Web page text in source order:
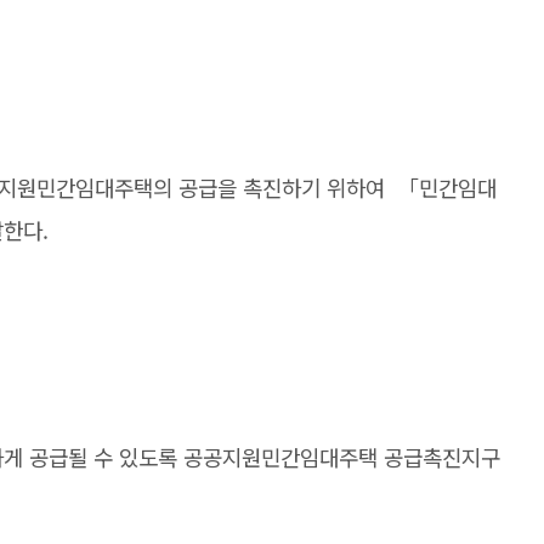
원민간임대주택의 공급을 촉진하기 위하여
「민간임대
다.
공급될 수 있도록 공공지원민간임대주택 공급촉진지구